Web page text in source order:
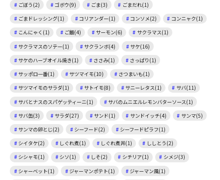
ごぼう(2)
ゴボウ(9) ごま(3)
ごまだれ(1)
ごまドレッシング(1)
コリアンダー(1) コンソメ(2)
コンニャク(1)
こんにゃく(1)
ご飯(4) サーモン(6)
サクラマス(1)
サクラマスのソテー(1)
サクランボ(4)
サケ(16)
サケのハーブオイル焼き(1)
ささみ(1)
さっぱり(1)
サッポロ一番(1)
サツマイモ(10)
さつまいも(1)
サツマイモのサラダ(1)
サトイモ(8) サニーレタス(1)
サバ(11)
サバとナスのスパゲッティーニ(1)
サバのムニエルレモンバターソース(1)
サバ缶(3)
サラダ(27) サンド(1) サンドイッチ(4)
サンマ(5)
サンマの卵とじ(2)
シーフード(2)
シーフードピラフ(1)
シイタケ(2)
しぐれ煮(1) しぐれ煮丼(1)
ししとう(2)
シシャモ(1)
シソ(1) しそ(2) シチリア(1)
シメジ(3)
シャーベット(1)
ジャーマンポテト(1)
ジャーマン風(1)